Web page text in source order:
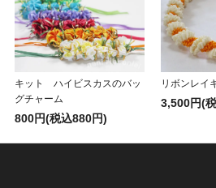
キット ハイビスカスのバッ
グチャーム
800円(税込880円)
リボンレ
3,500円(